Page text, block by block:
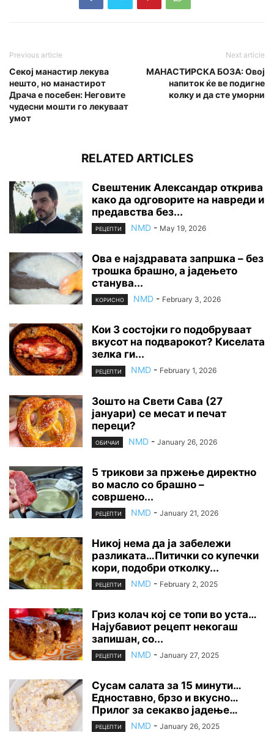
Previous article
Секој манастир лекува
нешто, но манастирот
Драчa е посебен: Неговите
чудесни мошти го лекуваат
умот
Next article
МАНАСТИРСКА БОЗА: Овој
напиток ќе ве подигне
колку и да сте уморни
RELATED ARTICLES
Свештеник Александар открива
како да одговорите на навреди и
предавства без...
РЕЦЕПТИ NMD - May 19, 2026
Ова е најздравата запршка – без
трошка брашно, а јадењето
станува...
КОРИСНО NMD - February 3, 2026
Кои 3 состојки го подобруваат
вкусот на подварокот? Киселата
зелка ги...
РЕЦЕПТИ NMD - February 1, 2026
Зошто на Свети Сава (27
јануари) се месат и печат
переци?
ОБИЧАИ NMD - January 26, 2026
5 трикови за пржење директно
во масло со брашно –
совршено...
РЕЦЕПТИ NMD - January 21, 2026
Никој нема да ја забележи
разликата…Питички со купечки
кори, подобри отколку...
РЕЦЕПТИ NMD - February 2, 2025
Гриз колач кој се топи во уста…
Најубавиот рецепт некогаш
запишан, со...
РЕЦЕПТИ NMD - January 27, 2025
Сусам салата за 15 минути…
Едноставно, брзо и вкусно…
Прилог за секакво јадење…
РЕЦЕПТИ NMD - January 26, 2025